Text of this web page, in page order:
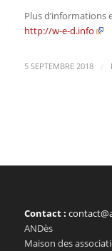
Plus
http://w-e-d.info
5 SEPTEMBRE 2018 /
Contact :
ANDès
Maison des